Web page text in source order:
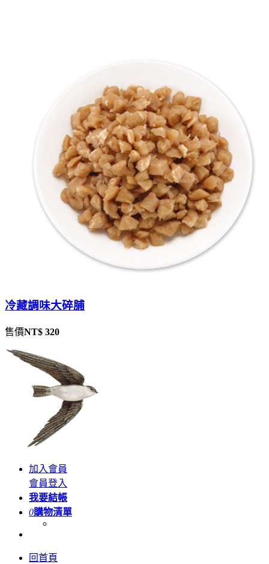
冷藏調味大碎脯
售價NT$ 320
加入會員
會員登入
我要結帳
0購物清單
回首頁